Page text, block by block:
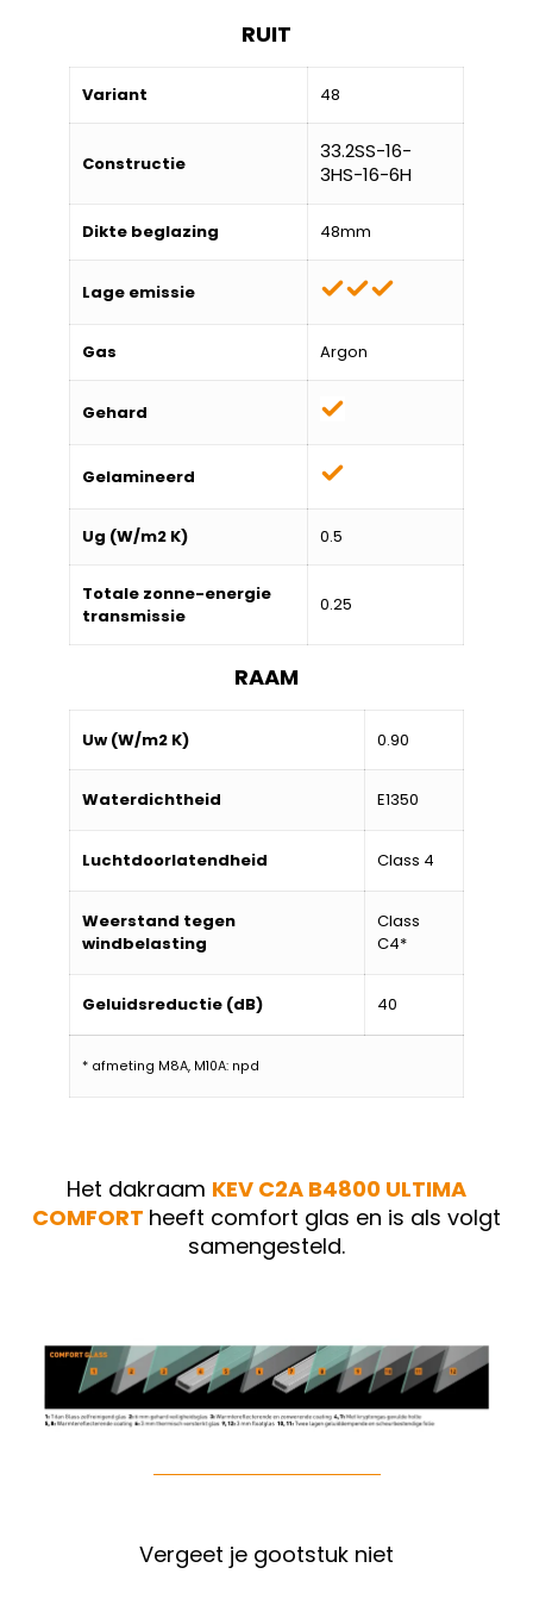
RUIT
Variant 48
Constructie
33.2SS-16-
3HS-16-6H
Dikte beglazing 48mm
Lage emissie
Gas Argon
Gehard
Gelamineerd
Ug (W/m2 K) 0.5
Totale zonne-energie
transmissie
0.25
RAAM
Uw (W/m2 K) 0.90
Waterdichtheid E1350
Luchtdoorlatendheid Class 4
Weerstand tegen
windbelasting
Class
C4*
Geluidsreductie (dB) 40
* afmeting M8A, M10A: npd
Het dakraam KEV C2A B4800 ULTIMA
COMFORT heeft comfort glas en is als volgt
samengesteld.
Vergeet je gootstuk niet